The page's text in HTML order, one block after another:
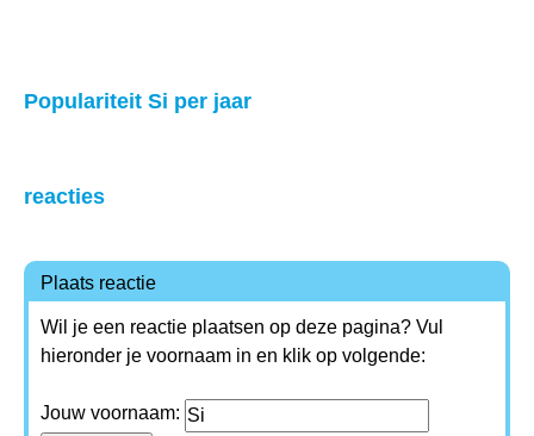
Populariteit Si per jaar
reacties
Plaats reactie
Wil je een reactie plaatsen op deze pagina? Vul
hieronder je voornaam in en klik op volgende:
Jouw voornaam: